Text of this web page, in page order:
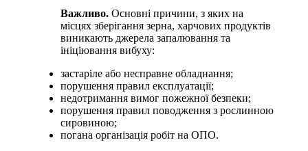
Важливо. Основні причини, з яких на
місцях зберігання зерна, харчових продуктів
виникають джерела запалювання та
ініціювання вибуху:
застаріле або несправне обладнання;
порушення правил експлуатації;
недотримання вимог пожежної безпеки;
порушення правил поводження з рослинною
сировиною;
погана організація робіт на ОПО.